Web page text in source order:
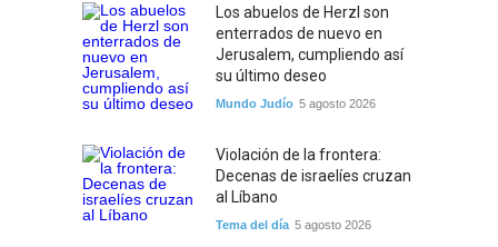
Los abuelos de Herzl son
enterrados de nuevo en
Jerusalem, cumpliendo así
su último deseo
Mundo Judío 5 agosto 2026
Violación de la frontera:
Decenas de israelíes cruzan
al Líbano
Tema del día 5 agosto 2026